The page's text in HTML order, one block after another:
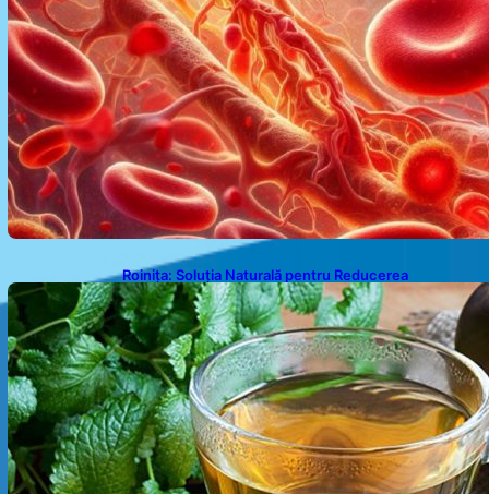
Roinița: Soluția Naturală pentru Reducerea
Cortizolului și Îmbunătățirea Somnului